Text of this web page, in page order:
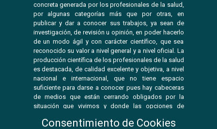
concreta generada por los profesionales de la salud,
por algunas categorías más que por otras, en
publicar y dar a conocer sus trabajos, ya sean de
investigación, de revisión u opinión, en poder hacerlo
de un modo ágil y con carácter científico, que sea
reconocido su valor a nivel general y a nivel oficial. La
producción científica de los profesionales de la salud
es destacada, de calidad excelente y objetiva, a nivel
nacional e internacional, que no tiene espacio
suficiente para darse a conocer pues hay cabeceras
de medios que están cerrando obligados por la
situación que vivimos y donde las opciones de
Consentimiento de Cookies